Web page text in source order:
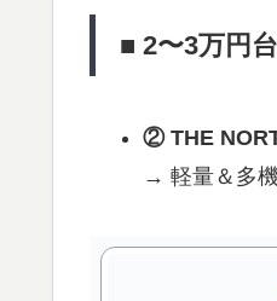
■ 2〜3万円
② THE
→ 軽量＆多